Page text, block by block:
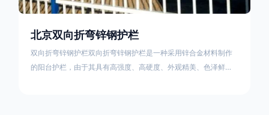
北京双向折弯锌钢护栏
双向折弯锌钢护栏双向折弯锌钢护栏是一种采用锌合金材料制作
的阳台护栏，由于其具有高强度、高硬度、外观精美、色泽鲜艳